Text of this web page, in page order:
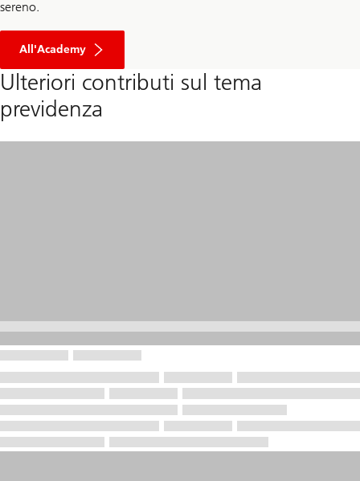
sereno.
All'Academy
Ulteriori contributi sul tema
previdenza